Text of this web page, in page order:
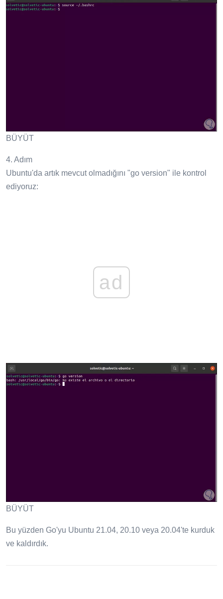
BÜYÜT
4. Adım
Ubuntu'da artık mevcut olmadığını "go version" ile kontrol
ediyoruz:
ad
BÜYÜT
Bu yüzden Go'yu Ubuntu 21.04, 20.10 veya 20.04'te kurduk
ve kaldırdık.